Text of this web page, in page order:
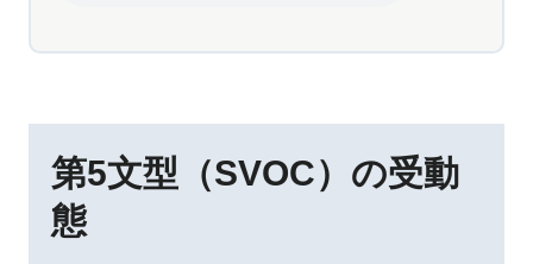
第5文型（SVOC）の受動
態